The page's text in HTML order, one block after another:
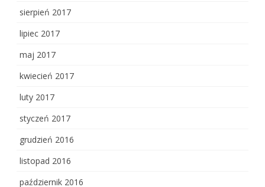
sierpień 2017
lipiec 2017
maj 2017
kwiecień 2017
luty 2017
styczeń 2017
grudzień 2016
listopad 2016
październik 2016